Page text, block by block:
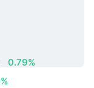
0.79%